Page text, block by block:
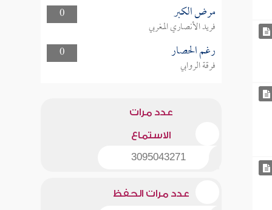
0
مرض الكبر
فريد الأنصاري المغربي
0
رغم الحصار
فرقة الروابي
عدد مرات
الاستماع
3095043271
عدد مرات الحفظ